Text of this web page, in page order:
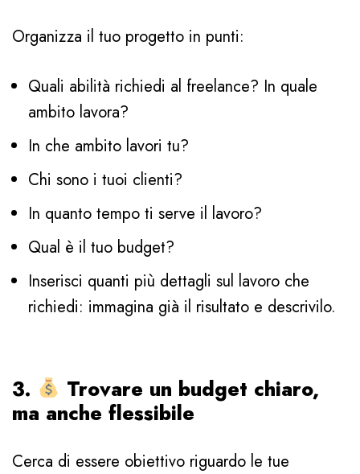
Organizza il tuo progetto in punti:
Quali abilità richiedi al freelance? In quale
ambito lavora?
In che ambito lavori tu?
Chi sono i tuoi clienti?
In quanto tempo ti serve il lavoro?
Qual è il tuo budget?
Inserisci quanti più dettagli sul lavoro che
richiedi: immagina già il risultato e descrivilo.
3.
Trovare un budget chiaro,
ma anche flessibile
Cerca di essere obiettivo riguardo le tue